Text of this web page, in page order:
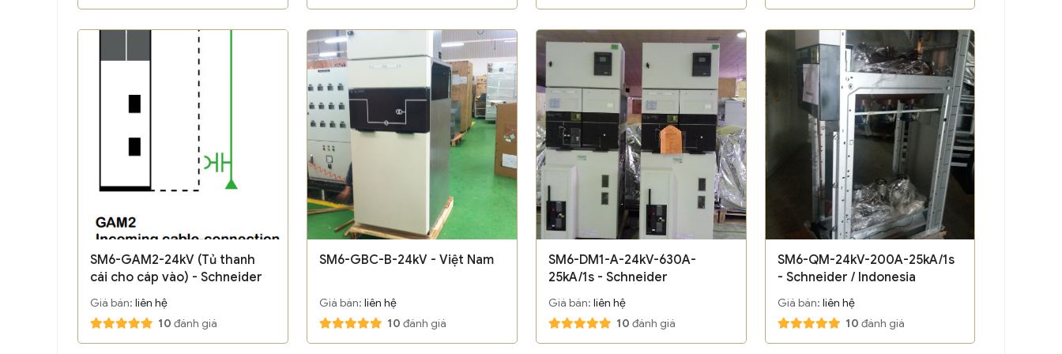
SM6-GAM2-24kV (Tủ thanh
cái cho cáp vào) - Schneider
Giá bán: liên hệ
10 đánh giá
SM6-GBC-B-24kV - Việt Nam
Giá bán: liên hệ
10 đánh giá
SM6-DM1-A-24kV-630A-
25kA/1s - Schneider
Giá bán: liên hệ
10 đánh giá
SM6-QM-24kV-200A-25kA/1s
- Schneider / Indonesia
Giá bán: liên hệ
10 đánh giá